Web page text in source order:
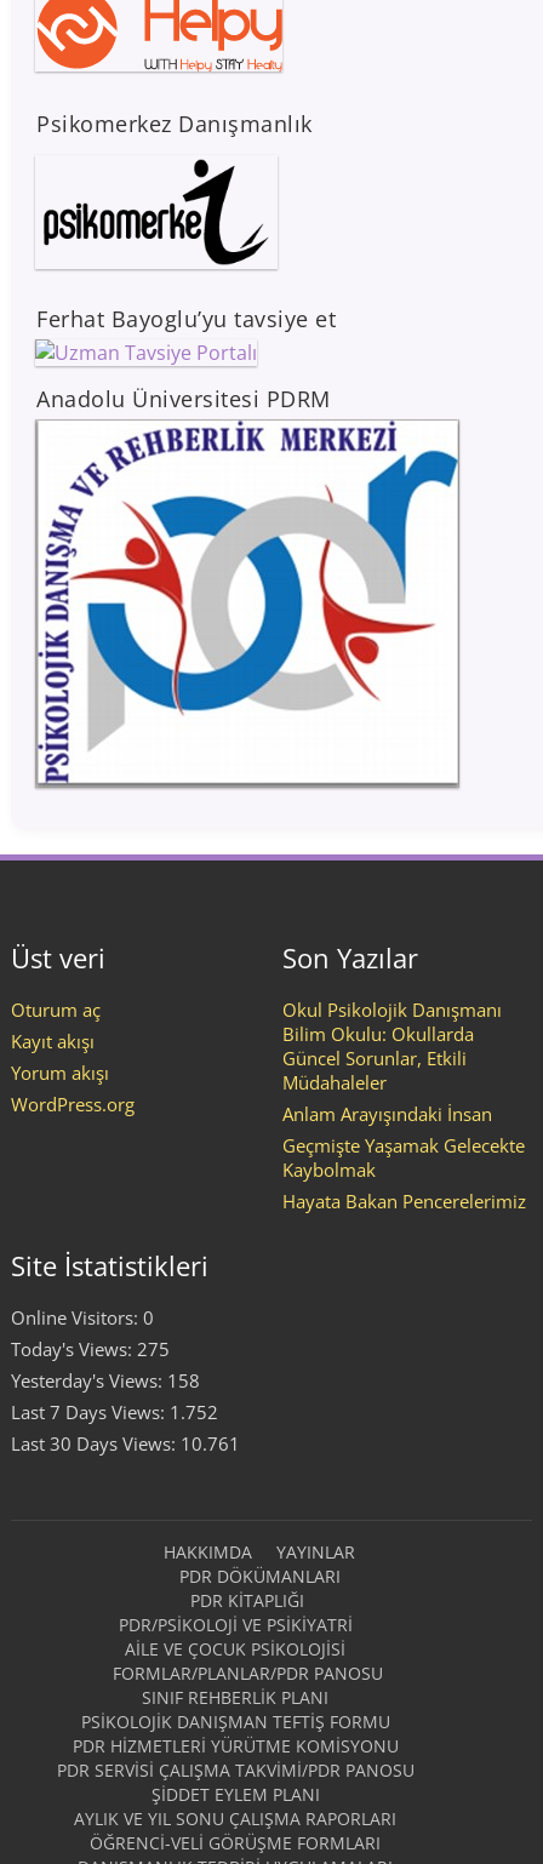
Psikomerkez Danışmanlık
Ferhat Bayoglu’yu tavsiye et
Anadolu Üniversitesi PDRM
Üst veri
Oturum aç
Kayıt akışı
Yorum akışı
WordPress.org
Son Yazılar
Okul Psikolojik Danışmanı
Bilim Okulu: Okullarda
Güncel Sorunlar, Etkili
Müdahaleler
Anlam Arayışındaki İnsan
Geçmişte Yaşamak Gelecekte
Kaybolmak
Hayata Bakan Pencerelerimiz
Site İstatistikleri
Online Visitors: 0
Today's Views: 275
Yesterday's Views: 158
Last 7 Days Views: 1.752
Last 30 Days Views: 10.761
HAKKIMDA
YAYINLAR
PDR DÖKÜMANLARI
PDR KITAPLIĞI
PDR/PSIKOLOJI VE PSIKIYATRI
AILE VE ÇOCUK PSIKOLOJISI
FORMLAR/PLANLAR/PDR PANOSU
SINIF REHBERLIK PLANI
PSIKOLOJIK DANIŞMAN TEFTIŞ FORMU
PDR HIZMETLERI YÜRÜTME KOMISYONU
PDR SERVISI ÇALIŞMA TAKVIMI/PDR PANOSU
ŞIDDET EYLEM PLANI
AYLIK VE YIL SONU ÇALIŞMA RAPORLARI
ÖĞRENCI-VELI GÖRÜŞME FORMLARI